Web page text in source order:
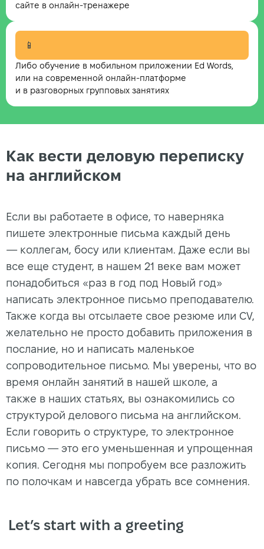
сайте в онлайн-тренажере
📱
Либо обучение в мобильном приложении Ed Words,
или на современной онлайн-платформе
и в разговорных групповых занятиях
Как вести деловую переписку
на английском
Если вы работаете в офисе, то наверняка
пишете электронные письма каждый день
— коллегам, босу или клиентам. Даже если вы
все еще студент, в нашем 21 веке вам может
понадобиться «раз в год под Новый год»
написать электронное письмо преподавателю.
Также когда вы отсылаете свое резюме или CV,
желательно не просто добавить приложения в
послание, но и написать маленькое
сопроводительное письмо. Мы уверены, что во
время онлайн занятий в нашей школе, а
также в наших статьях, вы ознакомились со
структурой делового письма на английском.
Если говорить о структуре, то электронное
письмо — это его уменьшенная и упрощенная
копия. Сегодня мы попробуем все разложить
по полочкам и навсегда убрать все сомнения.
Let’s start with a greeting